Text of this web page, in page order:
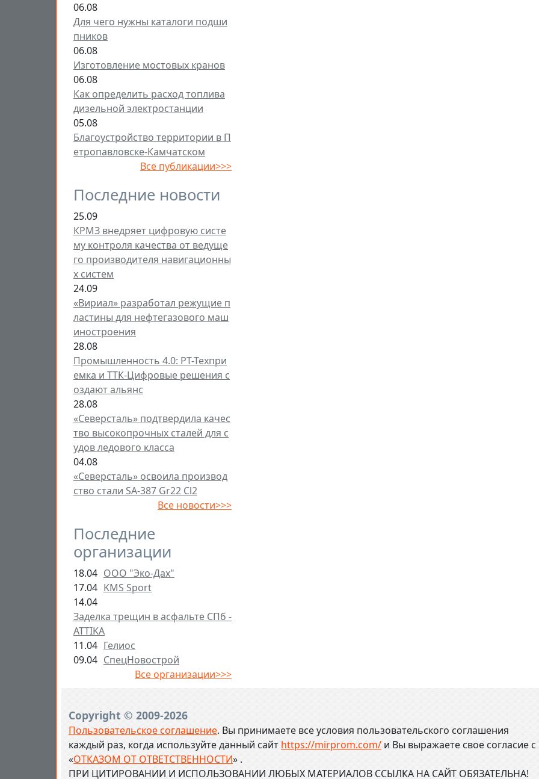
06.08
Для чего нужны каталоги подши
пников
06.08
Изготовление мостовых кранов
06.08
Как определить расход топлива
дизельной электростанции
05.08
Благоустройство территории в П
етропавловске-Камчатском
Все публикации>>>
Последние новости
25.09
КРМЗ внедряет цифровую систе
му контроля качества от ведуще
го производителя навигационны
х систем
24.09
«Вириал» разработал режущие п
ластины для нефтегазового маш
иностроения
28.08
Промышленность 4.0: РТ-Техпри
емка и ТТК-Цифровые решения с
оздают альянс
28.08
«Северсталь» подтвердила качес
тво высокопрочных сталей для с
удов ледового класса
04.08
«Северсталь» освоила производ
ство стали SA-387 Gr22 Cl2
Все новости>>>
Последние
организации
18.04 ООО "Эко-Дах"
17.04 KMS Sport
14.04
Заделка трещин в асфальте СПб -
ATTIKA
11.04 Гелиос
09.04 СпецНовострой
Все организации>>>
Copyright © 2009-2026
Пользовательское соглашение. Вы принимаете все условия пользовательского соглашения
каждый раз, когда используйте данный сайт https://mirprom.com/ и Вы выражаете свое согласие с
«ОТКАЗОМ ОТ ОТВЕТСТВЕННОСТИ» .
ПРИ ЦИТИРОВАНИИ И ИСПОЛЬЗОВАНИИ ЛЮБЫХ МАТЕРИАЛОВ ССЫЛКА НА САЙТ ОБЯЗАТЕЛЬНА!